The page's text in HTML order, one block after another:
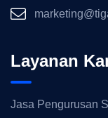
Layanan
Jasa Pengurusan